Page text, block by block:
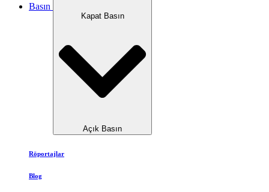
Basın
Kapat Basın
Açık Basın
Röportajlar
Blog